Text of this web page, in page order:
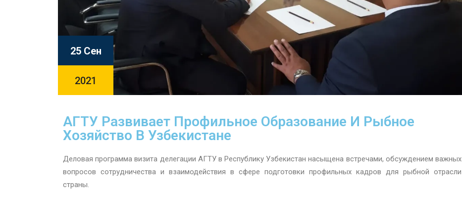
25 Сен
2021
АГТУ Развивает Профильное Образование И Рыбное
Хозяйство В Узбекистане
Деловая программа визита делегации АГТУ в Республику Узбекистан насыщена встречами, обсуждением важных
вопросов сотрудничества и взаимодействия в сфере подготовки профильных кадров для рыбной отрасли
страны.